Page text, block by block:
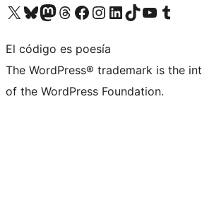
Visita nuestra cuenta de X (anteriormente Twitter)
Visita nuestra cuenta de Bluesky
Visita nuestra cuenta de Mastodon
Visita nuestra cuenta de Threads
Visita nuestra página de Facebook
Visita nuestra cuenta de Instagram
Visita nuestra cuenta de LinkedIn
Visita nuestra cuenta de TikTok
Visita nuestro canal de YouTube
Visita nuestra cuenta de Tumblr
El código es poesía
The WordPress® trademark is the
of the WordPress Foundation.